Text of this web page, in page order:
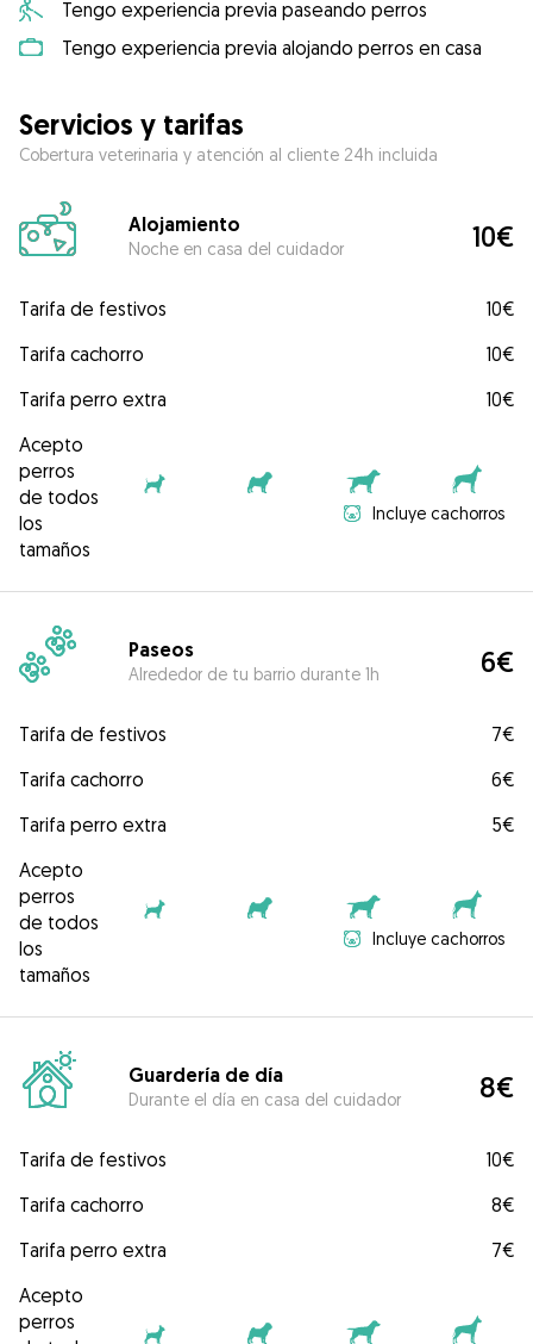
Tengo experiencia previa paseando perros
Tengo experiencia previa alojando perros en casa
Servicios y tarifas
Cobertura veterinaria y atención al cliente 24h incluida
Alojamiento
Noche en casa del cuidador 10€
Tarifa de festivos
10€
Tarifa cachorro
10€
Tarifa perro extra
10€
Acepto
perros
de todos
los
tamaños
Incluye cachorros
Paseos
Alrededor de tu barrio durante 1h 6€
Tarifa de festivos
7€
Tarifa cachorro
6€
Tarifa perro extra
5€
Acepto
perros
de todos
los
tamaños
Incluye cachorros
Guardería de día
Durante el día en casa del cuidador 8€
Tarifa de festivos
10€
Tarifa cachorro
8€
Tarifa perro extra
7€
Acepto
perros